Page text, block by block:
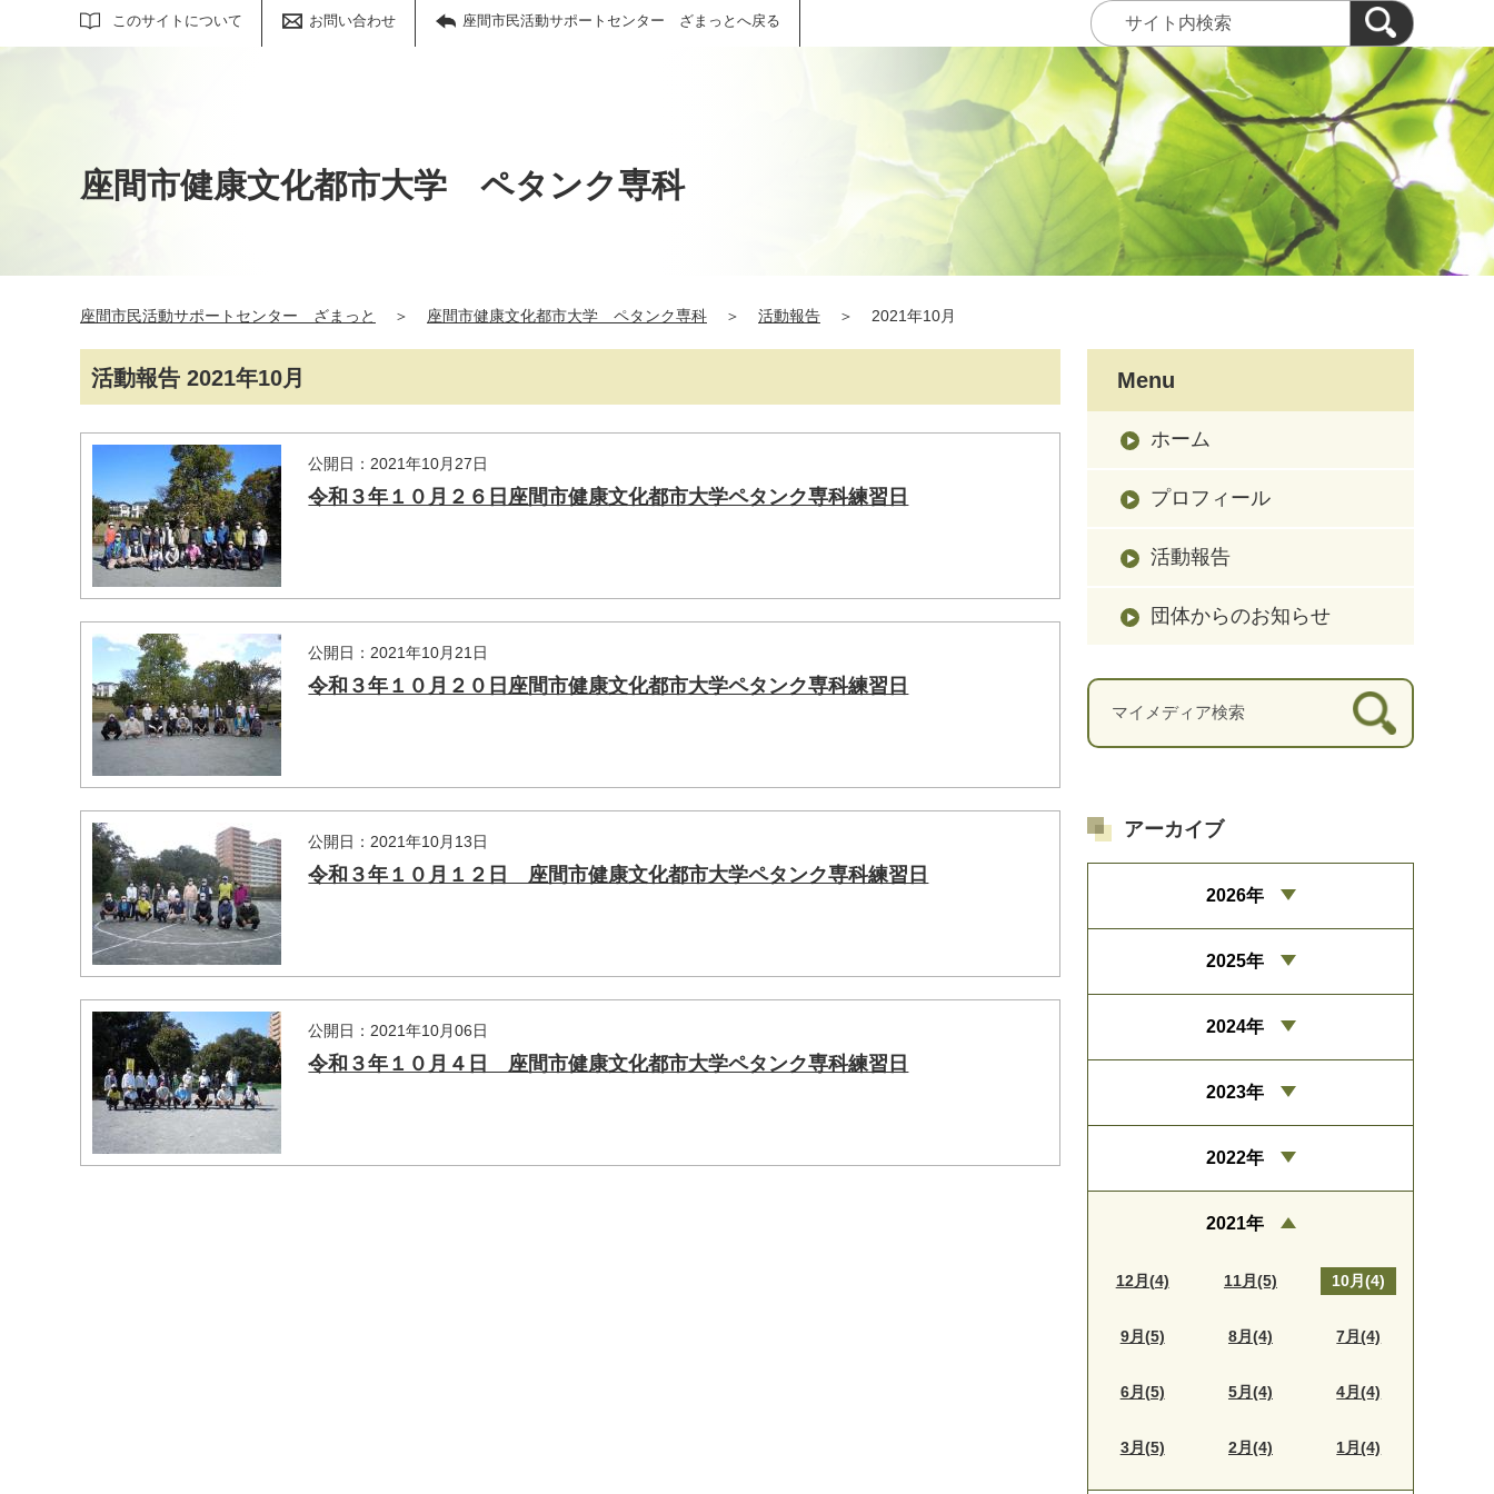
このサイトについて お問い合わせ 座間市民活動サポートセンター ざまっとへ戻る
サイト内検索
座間市健康文化都市大学 ペタンク専科
座間市民活動サポートセンター ざまっと ＞ 座間市健康文化都市大学 ペタンク専科 ＞ 活動報告 ＞ 2021年10月
活動報告 2021年10月
公開日：2021年10月27日
令和３年１０月２６日座間市健康文化都市大学ペタンク専科練習日
公開日：2021年10月21日
令和３年１０月２０日座間市健康文化都市大学ペタンク専科練習日
公開日：2021年10月13日
令和３年１０月１２日 座間市健康文化都市大学ペタンク専科練習日
公開日：2021年10月06日
令和３年１０月４日 座間市健康文化都市大学ペタンク専科練習日
Menu
ホーム
プロフィール
活動報告
団体からのお知らせ
マイメディア検索
アーカイブ
2026年
2025年
2024年
2023年
2022年
2021年
12月(4) 11月(5) 10月(4)
9月(5) 8月(4) 7月(4)
6月(5) 5月(4) 4月(4)
3月(5) 2月(4) 1月(4)